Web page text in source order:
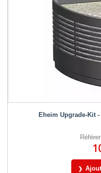
Eheim Upgrade-Kit